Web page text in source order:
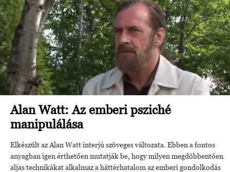
Alan Watt: Az emberi psziché
manipulálása
Elkészült az Alan Watt interjú szöveges változata. Ebben a fontos
anyagban igen érthetően mutatják be, hogy milyen megdöbbentően
aljas technikákat alkalmaz a háttérhatalom az emberi gondolkodás